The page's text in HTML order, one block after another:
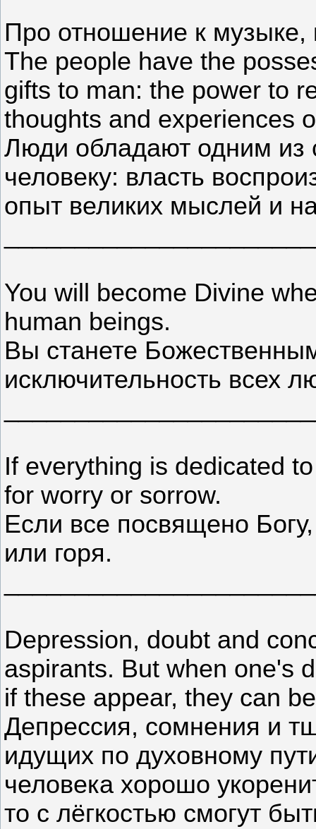
Про отношение к музыке,
The people have the
gifts to man: the power to
thoughts and experiences
Люди обладают одним из
человеку: власть
опыт великих мыслей и
You will become Divine
human beings.
Вы станете
исключительность всех
If everything is dedicated
for worry or sorrow.
Если все посвящено
или горя.
Depression, doubt and
aspirants. But when one's
if these appear, they can
Депрессия, сомнения и
идущих по духовному
человека хорошо
то с лёгкостью смогут